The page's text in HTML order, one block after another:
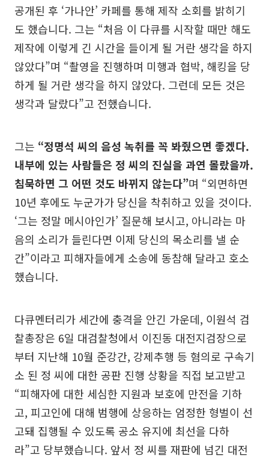
공개된 후 ‘가나안’ 카페를 통해 제작 소회를 밝히기
도 했습니다. 그는 “처음 이 다큐를 시작할 때만 해도
제작에 이렇게 긴 시간을 들이게 될 거란 생각을 하지
않았다”며 “촬영을 진행하며 미행과 협박, 해킹을 당
하게 될 거란 생각을 하지 않았다. 그런데 모든 것은
생각과 달랐다”고 전했습니다.
그는 “정명석 씨의 음성 녹취를 꼭 봐줬으면 좋겠다.
내부에 있는 사람들은 정 씨의 진실을 과연 몰랐을까.
침묵하면 그 어떤 것도 바뀌지 않는다”며 “외면하면
10년 후에도 누군가가 당신을 착취하고 있을 것이다.
‘그는 정말 메시아인가’ 질문해 보시고, 아니라는 마
음의 소리가 들린다면 이제 당신의 목소리를 낼 순
간”이라고 피해자들에게 소송에 동참해 달라고 호소
했습니다.
다큐멘터리가 세간에 충격을 안긴 가운데, 이원석 검
찰총장은 6일 대검찰청에서 이진동 대전지검장으로
부터 지난해 10월 준강간, 강제추행 등 혐의로 구속기
소 된 정 씨에 대한 공판 진행 상황을 직접 보고받고
“피해자에 대한 세심한 지원과 보호에 만전을 기하
고, 피고인에 대해 범행에 상응하는 엄정한 형벌이 선
고돼 집행될 수 있도록 공소 유지에 최선을 다하
라”고 당부했습니다. 앞서 정 씨를 재판에 넘긴 대전